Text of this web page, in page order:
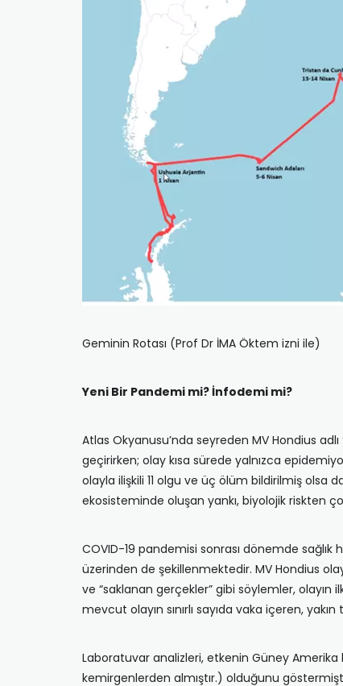
Geminin Rotası (Prof Dr İMA Öktem izni ile)
Yeni Bir Pandemi mi? İnfodemi mi?
Atlas Okyanusu’nda seyreden MV Hondius
geçirirken; olay kısa sürede yalnızca
olayla ilişkili 11 olgu ve üç ölüm bildirilmiş
ekosisteminde oluşan yankı, biyolojik riskten
COVID-19 pandemisi sonrası dönemde
üzerinden de şekillenmektedir. MV Hondius
ve “saklanan gerçekler” gibi söylemler,
mevcut olayın sınırlı sayıda vaka içeren,
Laboratuvar analizleri, etkenin Güney
kemirgenlerden almıştır.) olduğunu